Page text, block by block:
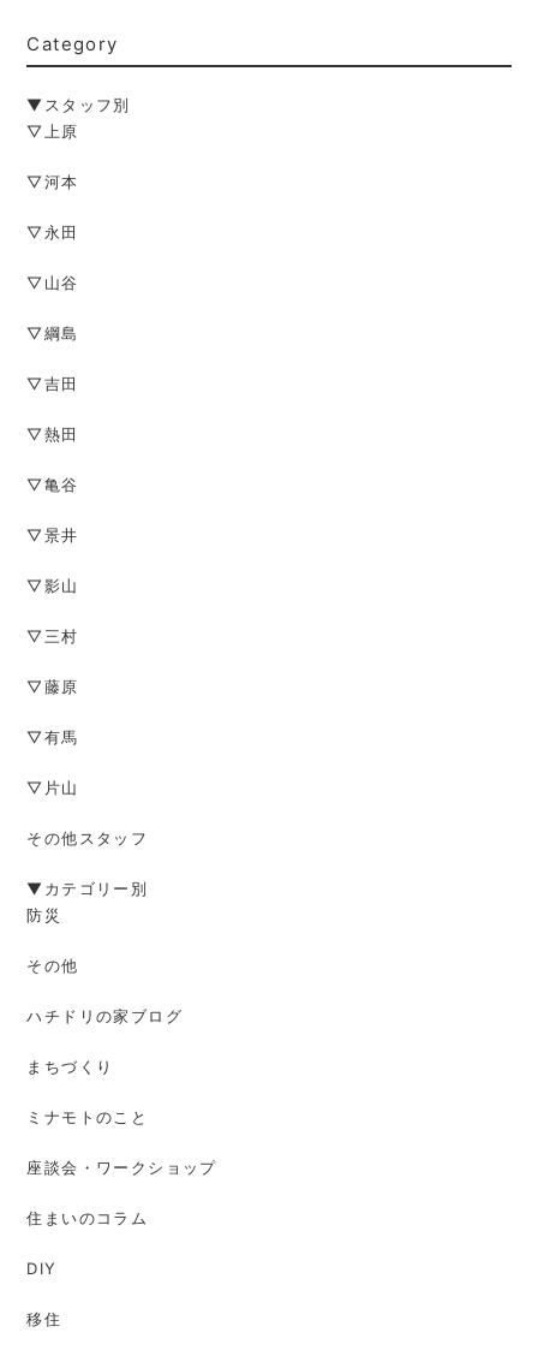
Category
▼スタッフ別
▽上原
▽河本
▽永田
▽山谷
▽綱島
▽吉田
▽熱田
▽亀谷
▽景井
▽影山
▽三村
▽藤原
▽有馬
▽片山
その他スタッフ
▼カテゴリー別
防災
その他
ハチドリの家ブログ
まちづくり
ミナモトのこと
座談会・ワークショップ
住まいのコラム
DIY
移住